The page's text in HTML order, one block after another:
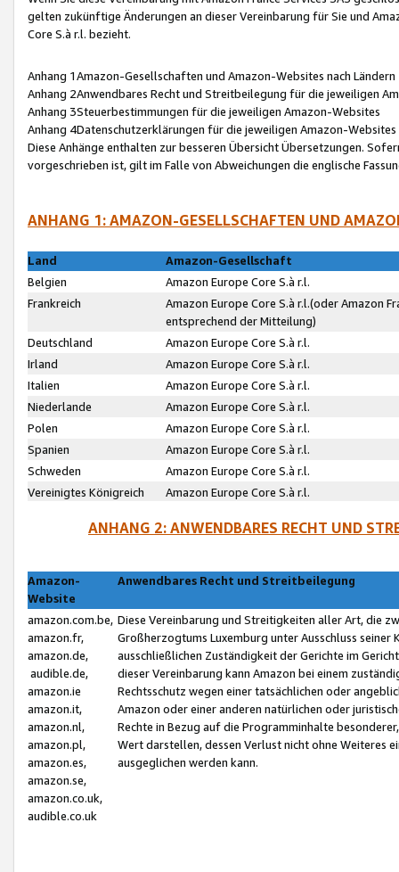
gelten zukünftige Änderungen an dieser Vereinbarung für Sie und
Core S.à r.l. bezieht.
Anhang 1Amazon-Gesellschaften und Amazon-Websites nach Ländern
Anhang 2Anwendbares Recht und Streitbeilegung für die jeweiligen
Anhang 3Steuerbestimmungen für die jeweiligen Amazon-Websites
Anhang 4Datenschutzerklärungen für die jeweiligen Amazon-Websites
Diese Anhänge enthalten zur besseren Übersicht Übersetzungen.
vorgeschrieben ist, gilt im Falle von Abweichungen die englische
ANHANG 1: AMAZON-GESELLSCHAFTEN UND
Land
Amazon-Gesellschaft
Belgien
Amazon Europe Core S.à r.l.
Frankreich
Amazon Europe Core S.à r.l.(oder Amazon
entsprechend der Mitteilung)
Deutschland
Amazon Europe Core S.à r.l.
Irland
Amazon Europe Core S.à r.l.
Italien
Amazon Europe Core S.à r.l.
Niederlande
Amazon Europe Core S.à r.l.
Polen
Amazon Europe Core S.à r.l.
Spanien
Amazon Europe Core S.à r.l.
Schweden
Amazon Europe Core S.à r.l.
Vereinigtes Königreich
Amazon Europe Core S.à r.l.
ANHANG 2: ANWENDBARES RECHT UND
Amazon-
Website
Anwendbares Recht und Streitbeilegung
amazon.com.be,
amazon.fr,
amazon.de,
audible.de,
amazon.ie
amazon.it,
amazon.nl,
amazon.pl,
amazon.es,
amazon.se,
amazon.co.uk,
audible.co.uk
Diese Vereinbarung und Streitigkeiten aller Art, die
Großherzogtums Luxemburg unter Ausschluss
ausschließlichen Zuständigkeit der Gerichte im
dieser Vereinbarung kann Amazon bei einem
Rechtsschutz wegen einer tatsächlichen oder
Amazon oder einer anderen natürlichen oder
Rechte in Bezug auf die Programminhalte
Wert darstellen, dessen Verlust nicht ohne Weiteres
ausgeglichen werden kann.